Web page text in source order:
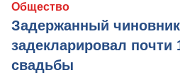
Общество
Задержанный
задекларировал почти
свадьбы